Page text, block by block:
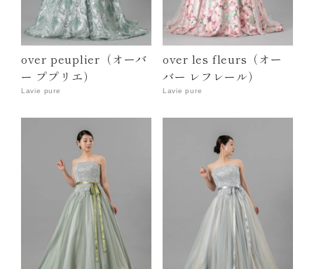
over peuplier（オーバ
ー ププリエ）
Lavie pure
over les fleurs（オー
バー レフレール）
Lavie pure